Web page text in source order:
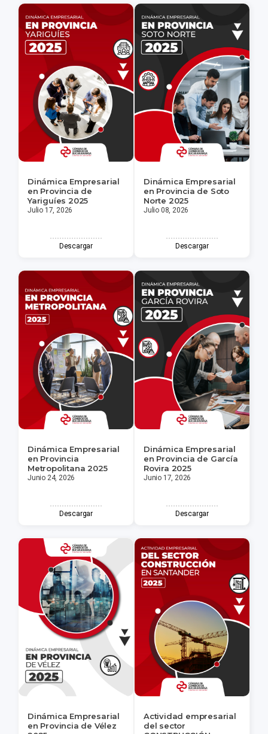
Dinámica Empresarial
en Provincia de
Yariguíes 2025
Julio 17, 2026
Descargar
Dinámica Empresarial
en Provincia de Soto
Norte 2025
Julio 08, 2026
Descargar
Dinámica Empresarial
en Provincia
Metropolitana 2025
Junio 24, 2026
Descargar
Dinámica Empresarial
en Provincia de García
Rovira 2025
Junio 17, 2026
Descargar
Dinámica Empresarial
en Provincia de Vélez
Actividad empresarial
del sector